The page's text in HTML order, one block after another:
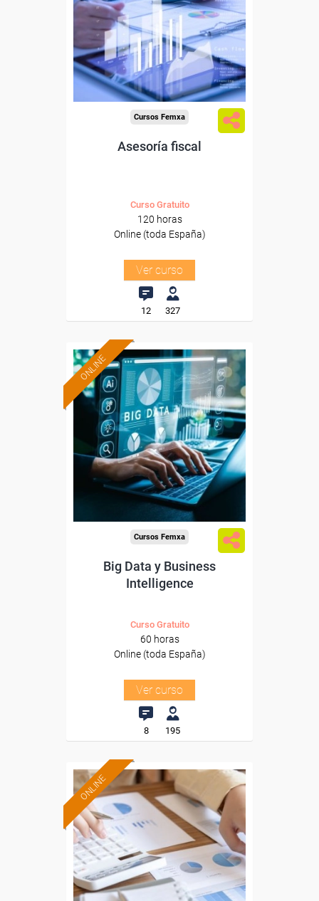
Para desempleados,
trabajadores y autónomos.
Sector
-Finanzas y Seguros.
Cursos Femxa
Asesoría fiscal
Curso Gratuito
120 horas
Online (toda España)
Ver curso
12 327
ONLINE
Formación 100%
subvencionada.
Para desempleados,
trabajadores y autónomos.
Sector
-Información, Comunicación
y Artes Gráficas.
Cursos Femxa
Big Data y Business
Intelligence
Curso Gratuito
60 horas
Online (toda España)
Ver curso
8 195
ONLINE
Formación 100%
subvencionada.
Para desempleados,
trabajadores y autónomos.
Sector